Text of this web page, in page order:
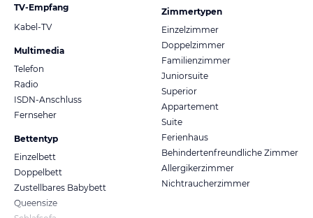
TV-Empfang
Kabel-TV
Multimedia
Telefon
Radio
ISDN-Anschluss
Fernseher
Bettentyp
Einzelbett
Doppelbett
Zustellbares Babybett
Queensize
Zimmertypen
Einzelzimmer
Doppelzimmer
Familienzimmer
Juniorsuite
Superior
Appartement
Suite
Ferienhaus
Behindertenfreundliche Zimmer
Allergikerzimmer
Nichtraucherzimmer